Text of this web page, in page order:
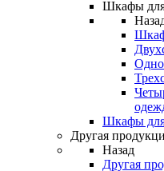
Шкафы для
Шкафы для
Другая
Назад
Другая